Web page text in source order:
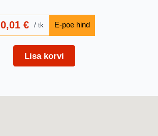
0,01€ tk
Lisa korvi